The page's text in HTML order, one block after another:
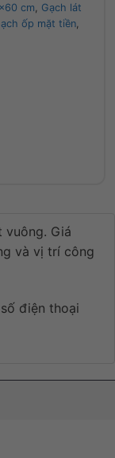
cm
Gạch lát
ốp mặt tiền,
vuông. Giá
và vị trí công
điện thoại